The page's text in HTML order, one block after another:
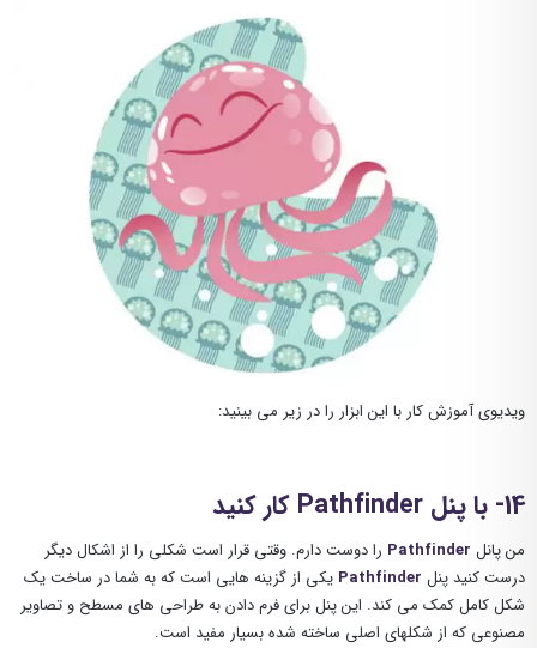
ویدیوی آموزش کار با این ابزار را در زیر می بینید:
14- با پنل Pathfinder کار کنید
من پانل Pathfinder را دوست دارم. وقتی قرار است شکلی را از اشکال دیگر
درست کنید پنل Pathfinder یکی از گزینه هایی است که به شما در ساخت یک
شکل کامل کمک می کند. این پنل برای فرم دادن به طراحی های مسطح و تصاویر
مصنوعی که از شکلهای اصلی ساخته شده بسیار مفید است.